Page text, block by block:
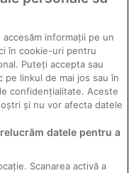
informații pe un
în cookie-uri pentru
Puteți accepta sau
linkul de mai jos sau în
confidențialitate. Aceste
și nu vor afecta datele
datele pentru a
Scanarea activă a